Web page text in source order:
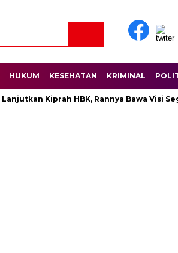
HUKUM KESEHATAN KRIMINAL
Lanjutkan Kiprah HBK, Rannya Bawa Visi